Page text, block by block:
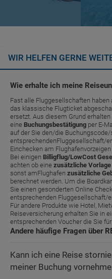
WIR HELFEN GERNE
Wie erhalte ich meine
Fast alle Fluggesellschaften
das klassische Flugticket
ersetzt. Aus diesem Grund
eine Buchungsbestätigung per E-
auf der Sie den/die Buchungscode/
entsprechendenFluggesellschaft/
Einchecken am
Bei einigen Billigflug/LowCost
achten ob eine zusätzliche
sonst amFlughafen zusätzliche
berechnet werden. Um die
Sie einen gesonderten Online
entsprechenden Fluggesellschaft/
Für andere Produkte wie Hotel,
Reiseversicherung erhalten Sie in
entsprechenden Voucher die Sie
Andere häufige Fragen über
Kann ich eine Reise
meiner Buchung